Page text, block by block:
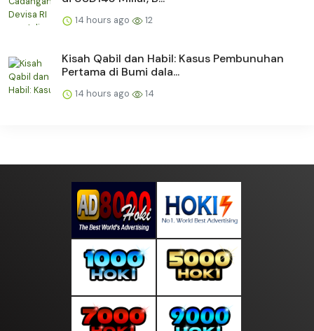
14 hours ago 12
Kisah Qabil dan Habil: Kasus Pembunuhan
Pertama di Bumi dala...
14 hours ago 14